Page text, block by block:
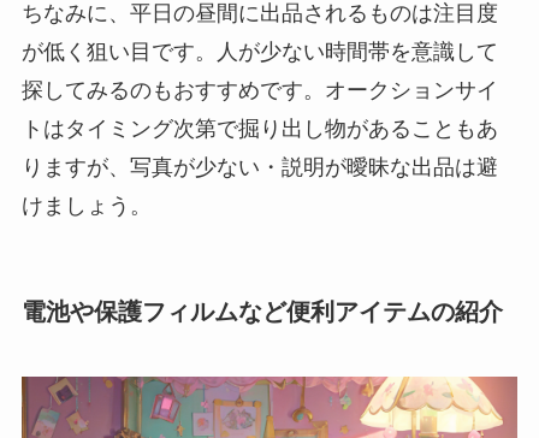
ちなみに、平日の昼間に出品されるものは注目度
が低く狙い目です。人が少ない時間帯を意識して
探してみるのもおすすめです。オークションサイ
トはタイミング次第で掘り出し物があることもあ
りますが、写真が少ない・説明が曖昧な出品は避
けましょう。
電池や保護フィルムなど便利アイテムの紹介